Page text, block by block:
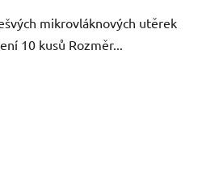
mikrovláknových utěrek
10 kusů Rozměr...